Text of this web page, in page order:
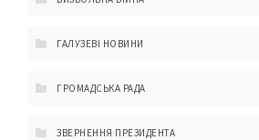
ГАЛУЗЕВІ НОВИНИ
ГРОМАДСЬКА РАДА
ЗВЕРНЕННЯ ПРЕЗИДЕНТА